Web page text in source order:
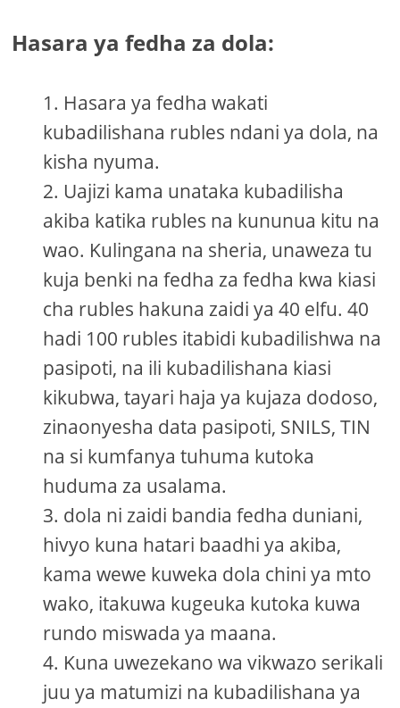
Hasara ya fedha za dola:
Hasara ya fedha wakati
kubadilishana rubles ndani ya dola, na
kisha nyuma.
Uajizi kama unataka kubadilisha
akiba katika rubles na kununua kitu na
wao. Kulingana na sheria, unaweza tu
kuja benki na fedha za fedha kwa kiasi
cha rubles hakuna zaidi ya 40 elfu. 40
hadi 100 rubles itabidi kubadilishwa na
pasipoti, na ili kubadilishana kiasi
kikubwa, tayari haja ya kujaza dodoso,
zinaonyesha data pasipoti, SNILS, TIN
na si kumfanya tuhuma kutoka
huduma za usalama.
dola ni zaidi bandia fedha duniani,
hivyo kuna hatari baadhi ya akiba,
kama wewe kuweka dola chini ya mto
wako, itakuwa kugeuka kutoka kuwa
rundo miswada ya maana.
Kuna uwezekano wa vikwazo serikali
juu ya matumizi na kubadilishana ya